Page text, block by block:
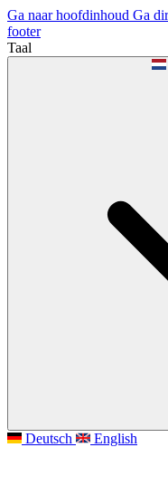
Ga naar hoofdinhoud Ga
footer
Taal
Deutsch English